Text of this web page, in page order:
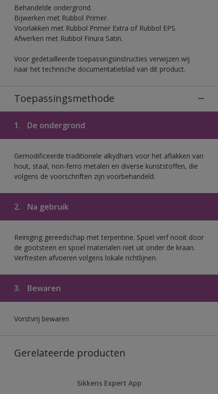
Behandelde ondergrond.
Bijwerken met Rubbol Primer.
Voorlakken met Rubbol Primer Extra of Rubbol EPS.
Afwerken met Rubbol Finura Satin.
Voor gedetailleerde toepassingsinstructies verwijzen wij
naar het technische documentatieblad van dit product.
Toepassingsmethode
1. De ondergrond
Gemodificeerde traditionele alkydhars voor het aflakken van
hout, staal, non-ferro metalen en diverse kunststoffen, die
volgens de voorschriften zijn voorbehandeld.
2. Na gebruik
Reiniging gereedschap met terpentine. Spoel verf nooit door
de gootsteen en spoel materialen niet uit onder de kraan.
Verfresten afvoeren volgens lokale richtlijnen.
3. Bewaren
Vorstvrij bewaren
Gerelateerde producten
Sikkens Expert App